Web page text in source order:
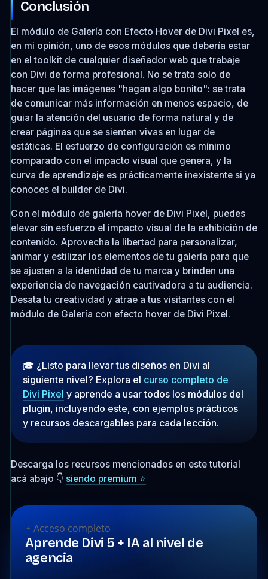
Conclusión
El módulo de Galería con Efecto Hover de Divi Pixel es,
en mi opinión, uno de esos módulos que debería estar
en el toolkit de cualquier diseñador web que trabaje
con Divi de forma profesional. No se trata solo de
hacer que las imágenes "hagan algo bonito": se trata
de comunicar más información en menos espacio, de
guiar la atención del usuario de forma natural y de
crear páginas que se sienten vivas en lugar de
estáticas. El esfuerzo de configuración es mínimo
comparado con el impacto visual que genera, y la
curva de aprendizaje es prácticamente inexistente si ya
conoces el builder de Divi.
Con el módulo de galería hover de Divi Pixel, puedes
elevar sin esfuerzo el impacto visual de la exhibición de
contenido. Aprovecha la libertad para personalizar,
animar y estilizar los elementos de tu galería para que
se ajusten a la identidad de tu marca y brinden una
experiencia de navegación cautivadora a tu audiencia.
Desata tu creatividad y atrae a tus visitantes con el
módulo de Galería con efecto hover de Divi Pixel.
🎓 ¿Listo para llevar tus diseños en Divi al
siguiente nivel? Explora el curso completo de
Divi Pixel y aprende a usar todos los módulos del
plugin, incluyendo este, con ejemplos prácticos
y recursos descargables para cada lección.
Descarga los recursos mencionados en este tutorial
acá abajo 👇 siendo premium ⭐
Acceso completo
Aprende Divi 5 + IA al nivel de
agencia